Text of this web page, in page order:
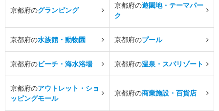
京都府のグランピング
京都府の遊園地・テーマパー
ク
京都府の水族館・動物園 京都府のプール
京都府のビーチ・海水浴場 京都府の温泉・スパリゾート
京都府のアウトレット・ショ
ッピングモール
京都府の商業施設・百貨店